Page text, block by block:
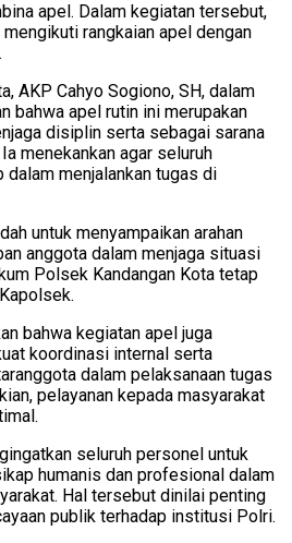
apel. Dalam kegiatan tersebut,
rangkaian apel dengan
AKP Cahyo Sogiono, SH, dalam
bahwa apel rutin ini merupakan
disiplin serta sebagai sarana
menekankan agar seluruh
menjalankan tugas di
untuk menyampaikan arahan
anggota dalam menjaga situasi
Polsek Kandangan Kota tetap
bahwa kegiatan apel juga
koordinasi internal serta
dalam pelaksanaan tugas
pelayanan kepada masyarakat
seluruh personel untuk
humanis dan profesional dalam
Hal tersebut dinilai penting
publik terhadap institusi Polri.